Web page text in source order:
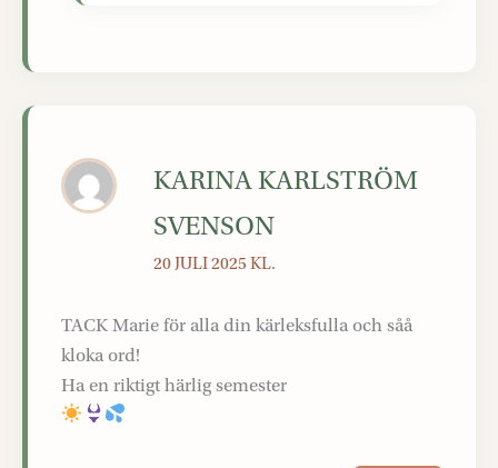
KARINA KARLSTRÖM
SVENSON
20 JULI 2025 KL.
TACK Marie för alla din kärleksfulla och såå
kloka ord!
Ha en riktigt härlig semester